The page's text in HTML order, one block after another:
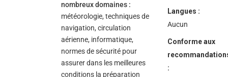
nombreux domaines :
météorologie, techniques de
navigation, circulation
aérienne, informatique,
normes de sécurité pour
assurer dans les meilleures
conditions la préparation
Langues :
Aucun
Conforme aux
: